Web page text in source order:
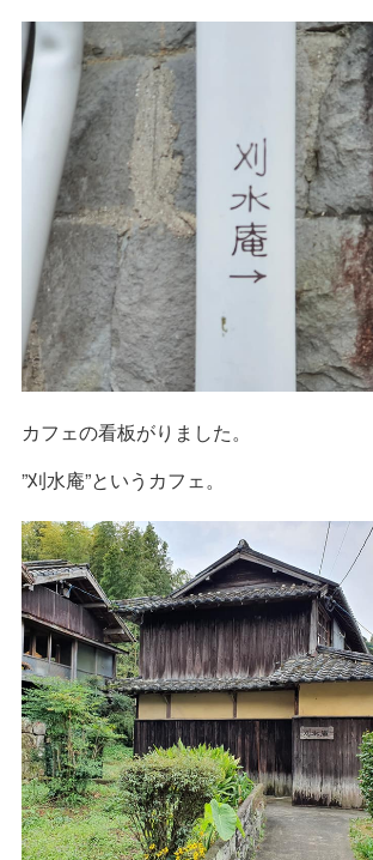
カフェの看板がりました。
”刈水庵”というカフェ。